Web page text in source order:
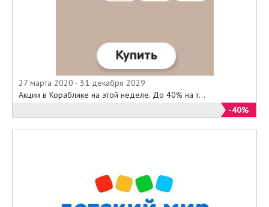
27 марта 2020 - 31 декабря 2029
Акции в Кораблике на этой неделе. До 40% на т...
-40%